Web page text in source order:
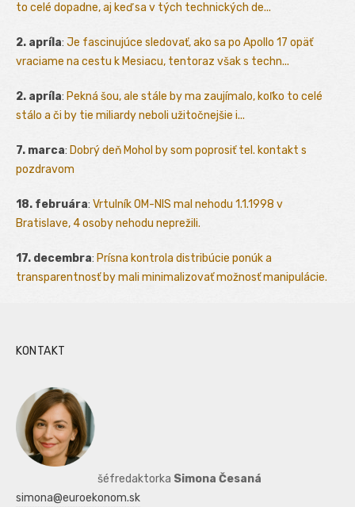
to celé dopadne, aj keď sa v tých technických de...
2. apríla: Je fascinujúce sledovať, ako sa po Apollo 17 opäť
vraciame na cestu k Mesiacu, tentoraz však s techn...
2. apríla: Pekná šou, ale stále by ma zaujímalo, koľko to celé
stálo a či by tie miliardy neboli užitočnejšie i...
7. marca: Dobrý deň Mohol by som poprosiť tel. kontakt s
pozdravom
18. februára: Vrtulník OM-NIS mal nehodu 1.1.1998 v
Bratislave, 4 osoby nehodu neprežili.
17. decembra: Prísna kontrola distribúcie ponúk a
transparentnosť by mali minimalizovať možnosť manipulácie.
KONTAKT
šéfredaktorka Simona Česaná
simona@euroekonom.sk